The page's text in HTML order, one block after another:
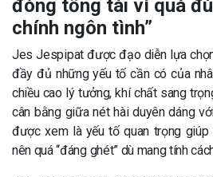
đóng tổng tài vì quá
chính ngôn tình”
Jes Jespipat được đạo diễn lựa
đầy đủ những yếu tố cần có của
chiều cao lý tưởng, khí chất sang
cân bằng giữa nét hài duyên dáng
được xem là yếu tố quan trọng giúp
nên quá “đáng ghét” dù mang tính